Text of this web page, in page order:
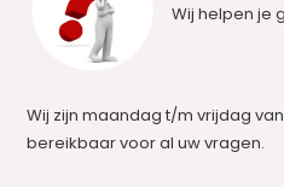
Wij helpen je
Wij zijn maandag t/m vrijdag van
bereikbaar voor al uw vragen.